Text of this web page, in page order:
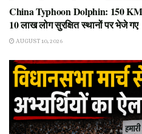
China Typhoon Dolphin: 150
10 लाख लोग सुरक्षित स्थानों पर भेजे गए
AUGUST 10, 2026